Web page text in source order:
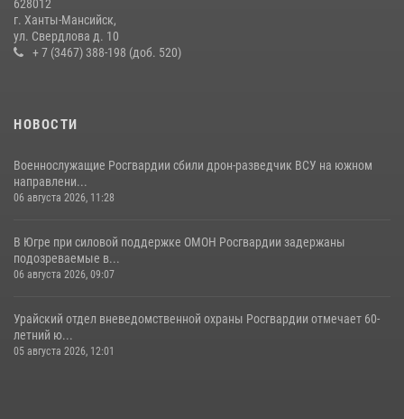
святого равноапостольного князя Владимира
28 июля 2026, 09:15
628012
г. Ханты-Мансийск,
ул. Свердлова д. 10
+ 7 (3467) 388-198 (доб. 520)
НОВОСТИ
Военнослужащие Росгвардии сбили дрон-разведчик ВСУ на южном
направлени...
06 августа 2026, 11:28
В Югре при силовой поддержке ОМОН Росгвардии задержаны
подозреваемые в...
06 августа 2026, 09:07
Урайский отдел вневедомственной охраны Росгвардии отмечает 60-
летний ю...
05 августа 2026, 12:01